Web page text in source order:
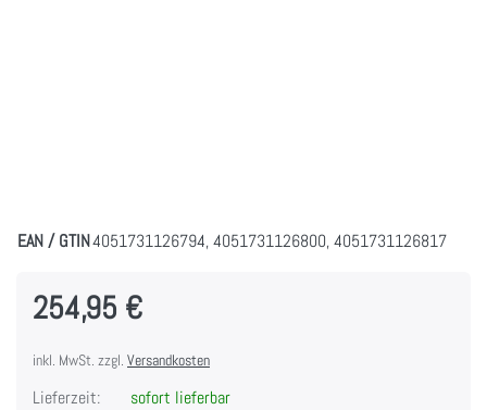
EAN / GTIN4051731126794, 4051731126800, 4051731126817
254,95 €
inkl. MwSt. zzgl. Versandkosten
Lieferzeit:
sofort lieferbar